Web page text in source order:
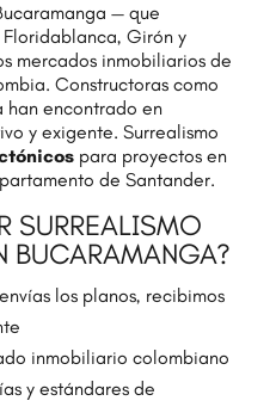
— que
Girón y
mercados inmobiliarios de
Constructoras como
encontrado en
y exigente. Surrealismo
para proyectos en
de Santander.
SURREALISMO
BUCARAMANGA?
los planos, recibimos
inmobiliario colombiano
y estándares de